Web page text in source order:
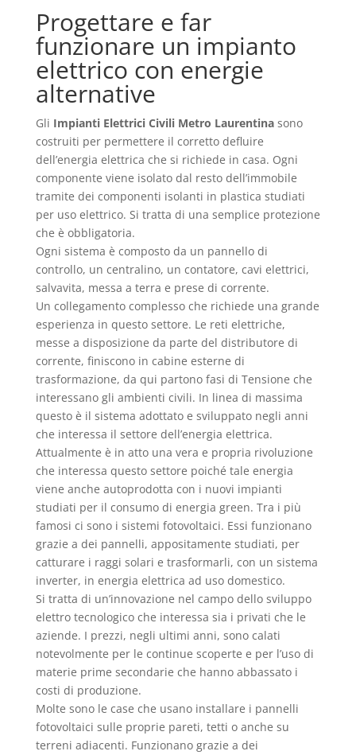
Progettare e far
funzionare un impianto
elettrico con energie
alternative
Gli Impianti Elettrici Civili Metro Laurentinasono
costruiti per permettere il corretto defluire
dell’energia elettrica che si richiede in casa. Ogni
componente viene isolato dal resto dell’immobile
tramite dei componenti isolanti in plastica studiati
per uso elettrico. Si tratta di una semplice protezione
che è obbligatoria.
Ogni sistema è composto da un pannello di
controllo, un centralino, un contatore, cavi elettrici,
salvavita, messa a terra e prese di corrente.
Un collegamento complesso che richiede una grande
esperienza in questo settore. Le reti elettriche,
messe a disposizione da parte del distributore di
corrente, finiscono in cabine esterne di
trasformazione, da qui partono fasi di Tensione che
interessano gli ambienti civili. In linea di massima
questo è il sistema adottato e sviluppato negli anni
che interessa il settore dell’energia elettrica.
Attualmente è in atto una vera e propria rivoluzione
che interessa questo settore poiché tale energia
viene anche autoprodotta con i nuovi impianti
studiati per il consumo di energia green. Tra i più
famosi ci sono i sistemi fotovoltaici. Essi funzionano
grazie a dei pannelli, appositamente studiati, per
catturare i raggi solari e trasformarli, con un sistema
inverter, in energia elettrica ad uso domestico.
Si tratta di un’innovazione nel campo dello sviluppo
elettro tecnologico che interessa sia i privati che le
aziende. I prezzi, negli ultimi anni, sono calati
notevolmente per le continue scoperte e per l’uso di
materie prime secondarie che hanno abbassato i
costi di produzione.
Molte sono le case che usano installare i pannelli
fotovoltaici sulle proprie pareti, tetti o anche su
terreni adiacenti. Funzionano grazie a dei